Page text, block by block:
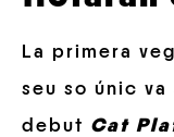
La primera
seu so únic va
debut Cat